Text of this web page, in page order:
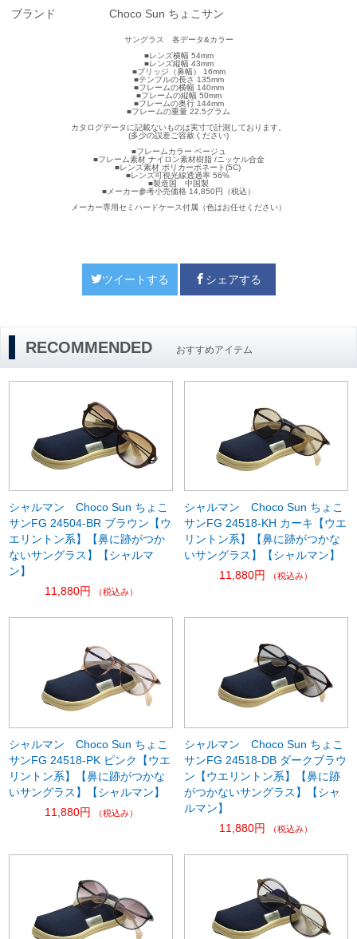
ブランド Choco Sun ちょこサン
サングラス 各データ&カラー
■レンズ横幅 54mm
■レンズ縦幅 43mm
■ブリッジ（鼻幅） 16mm
■テンプルの長さ 135mm
■フレームの横幅 140mm
■フレームの縦幅 50mm
■フレームの奥行 144mm
■フレームの重量 22.5グラム
カタログデータに記載ないものは実寸で計測しております。
(多少の誤差ご容赦ください)
■フレームカラー ベージュ
■フレーム素材 ナイロン素材樹脂 /ニッケル合金
■レンズ素材 ポリカーボネート(5C)
■レンズ可視光線透過率 56%
■製造国 中国製
■メーカー参考小売価格 14,850円（税込）
メーカー専用セミハードケース付属（色はお任せください）
ツイートする シェアする
RECOMMENDED おすすめアイテム
シャルマン Choco Sun ちょこ
サンFG 24504-BR ブラウン【ウ
エリントン系】【鼻に跡がつか
ないサングラス】【シャルマ
ン】
11,880円
（税込み）
シャルマン Choco Sun ちょこ
サンFG 24518-KH カーキ【ウエ
リントン系】【鼻に跡がつかな
いサングラス】【シャルマン】
11,880円
（税込み）
シャルマン Choco Sun ちょこ
サンFG 24518-PK ピンク【ウエ
リントン系】【鼻に跡がつかな
いサングラス】【シャルマン】
11,880円
（税込み）
シャルマン Choco Sun ちょこ
サンFG 24518-DB ダークブラウ
ン【ウエリントン系】【鼻に跡
がつかないサングラス】【シャ
ルマン】
11,880円
（税込み）